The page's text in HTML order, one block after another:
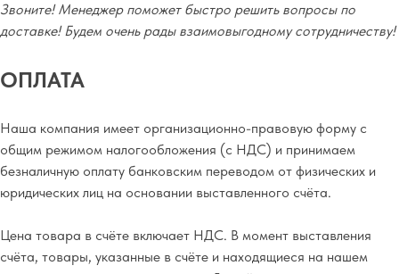
Звоните! Менеджер поможет быстро решить вопросы по
доставке! Будем очень рады взаимовыгодному сотрудничеству!
ОПЛАТА
Наша компания имеет организационно-правовую форму с
общим режимом налогообложения (с НДС) и принимаем
безналичную оплату банковским переводом от физических и
юридических лиц на основании выставленного счёта.
Цена товара в счёте включает НДС. В момент выставления
счёта, товары, указанные в счёте и находящиеся на нашем